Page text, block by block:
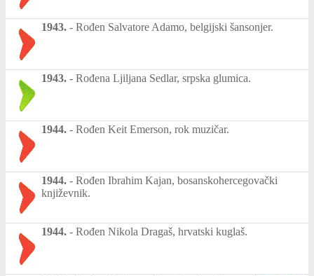
1943. - Rođen Salvatore Adamo, belgijski šansonjer.
1943. - Rođena Ljiljana Sedlar, srpska glumica.
1944. - Rođen Keit Emerson, rok muzičar.
1944. - Rođen Ibrahim Kajan, bosanskohercegovački
književnik.
1944. - Rođen Nikola Dragaš, hrvatski kuglaš.